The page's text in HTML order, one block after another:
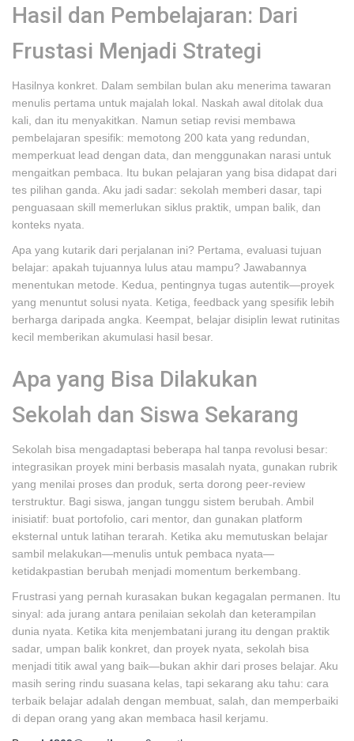
Hasil dan Pembelajaran: Dari
Frustasi Menjadi Strategi
Hasilnya konkret. Dalam sembilan bulan aku menerima tawaran
menulis pertama untuk majalah lokal. Naskah awal ditolak dua
kali, dan itu menyakitkan. Namun setiap revisi membawa
pembelajaran spesifik: memotong 200 kata yang redundan,
memperkuat lead dengan data, dan menggunakan narasi untuk
mengaitkan pembaca. Itu bukan pelajaran yang bisa didapat dari
tes pilihan ganda. Aku jadi sadar: sekolah memberi dasar, tapi
penguasaan skill memerlukan siklus praktik, umpan balik, dan
konteks nyata.
Apa yang kutarik dari perjalanan ini? Pertama, evaluasi tujuan
belajar: apakah tujuannya lulus atau mampu? Jawabannya
menentukan metode. Kedua, pentingnya tugas autentik—proyek
yang menuntut solusi nyata. Ketiga, feedback yang spesifik lebih
berharga daripada angka. Keempat, belajar disiplin lewat rutinitas
kecil memberikan akumulasi hasil besar.
Apa yang Bisa Dilakukan
Sekolah dan Siswa Sekarang
Sekolah bisa mengadaptasi beberapa hal tanpa revolusi besar:
integrasikan proyek mini berbasis masalah nyata, gunakan rubrik
yang menilai proses dan produk, serta dorong peer-review
terstruktur. Bagi siswa, jangan tunggu sistem berubah. Ambil
inisiatif: buat portofolio, cari mentor, dan gunakan platform
eksternal untuk latihan terarah. Ketika aku memutuskan belajar
sambil melakukan—menulis untuk pembaca nyata—
ketidakpastian berubah menjadi momentum berkembang.
Frustrasi yang pernah kurasakan bukan kegagalan permanen. Itu
sinyal: ada jurang antara penilaian sekolah dan keterampilan
dunia nyata. Ketika kita menjembatani jurang itu dengan praktik
sadar, umpan balik konkret, dan proyek nyata, sekolah bisa
menjadi titik awal yang baik—bukan akhir dari proses belajar. Aku
masih sering rindu suasana kelas, tapi sekarang aku tahu: cara
terbaik belajar adalah dengan membuat, salah, dan memperbaiki
di depan orang yang akan membaca hasil kerjamu.